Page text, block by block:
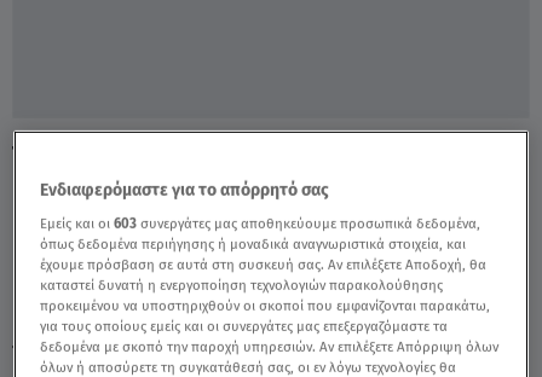
Το Νέο Μεγάλο Αστέρι Του NBA - Video
TAGS: ΤΟ ΕΠΟΜΕΝΟ ΜΕΓΑΛΟ ΑΣΤΕΡΙ ΣΤΟ NBA VIRAL
Ενδιαφερόμαστε για το απόρρητό σας
Εμείς και οι603 συνεργάτες μας αποθηκεύουμε προσωπικά δεδομένα,
όπως δεδομένα περιήγησης ή μοναδικά αναγνωριστικά στοιχεία, και
έχουμε πρόσβαση σε αυτά στη συσκευή σας. Αν επιλέξετε Αποδοχή, θα
καταστεί δυνατή η ενεργοποίηση τεχνολογιών παρακολούθησης
προκειμένου να υποστηριχθούν οι σκοποί που εμφανίζονται παρακάτω,
για τους οποίους εμείς και οι συνεργάτες μας επεξεργαζόμαστε τα
δεδομένα με σκοπό την παροχή υπηρεσιών. Αν επιλέξετε Απόρριψη όλων
όλων ή αποσύρετε τη συγκατάθεσή σας, οι εν λόγω τεχνολογίες θα